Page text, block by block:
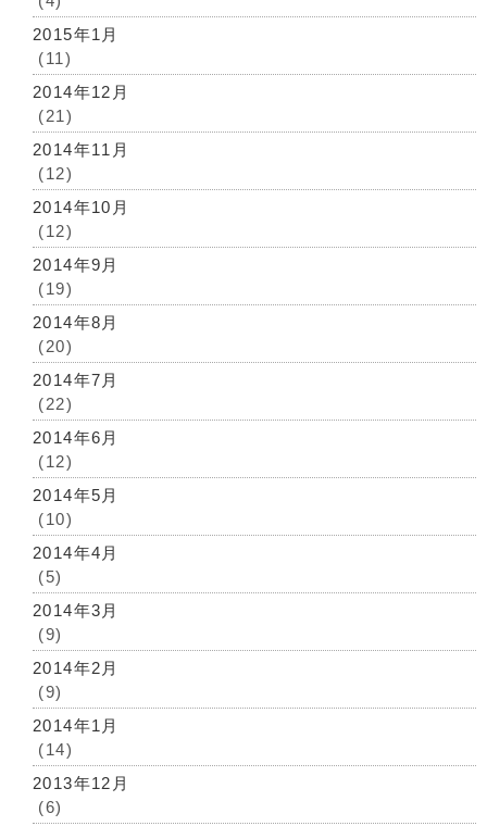
2015年1月
(11)
2014年12月
(21)
2014年11月
(12)
2014年10月
(12)
2014年9月
(19)
2014年8月
(20)
2014年7月
(22)
2014年6月
(12)
2014年5月
(10)
2014年4月
(5)
2014年3月
(9)
2014年2月
(9)
2014年1月
(14)
2013年12月
(6)